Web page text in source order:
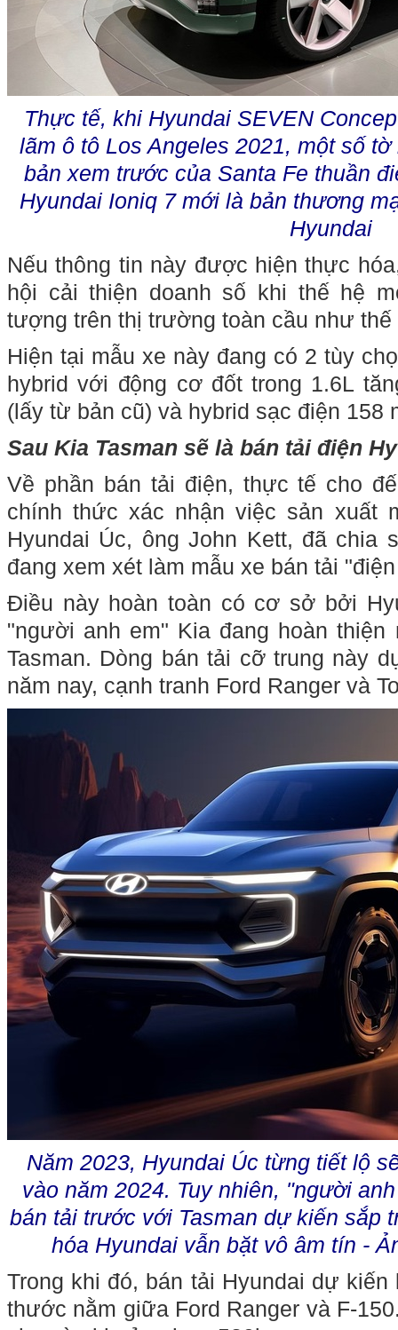
Thực tế, khi Hyundai SEVEN
lãm ô tô Los Angeles 2021, một số
bản xem trước của Santa Fe thuần
Hyundai Ioniq 7 mới là bản thương
Hyundai
Nếu thông tin này được hiện thực
hội cải thiện doanh số khi thế hệ
tượng trên thị trường toàn cầu như thế
Hiện tại mẫu xe này đang có 2 tùy
hybrid với động cơ đốt trong 1.6L
(lấy từ bản cũ) và hybrid sạc điện 158
Sau Kia Tasman sẽ là bán tải điện
Về phần bán tải điện, thực tế cho
chính thức xác nhận việc sản xuất
Hyundai Úc, ông John Kett, đã chia
đang xem xét làm mẫu xe bán tải
Điều này hoàn toàn có cơ sở bởi
"người anh em" Kia đang hoàn
Tasman. Dòng bán tải cỡ trung này
năm nay, cạnh tranh Ford Ranger và
Năm 2023, Hyundai Úc từng tiết lộ
vào năm 2024. Tuy nhiên, "người
bán tải trước với Tasman dự kiến sắp
hóa Hyundai vẫn bặt vô âm tín -
Trong khi đó, bán tải Hyundai dự
thước nằm giữa Ford Ranger và F-